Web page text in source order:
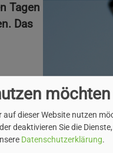
Tagen
Das
der möchten
auf dieser Website nutzen
deaktivieren Sie die
Datenschutzerklärung.